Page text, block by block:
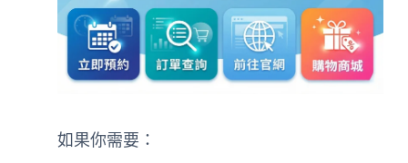
如果你需要：